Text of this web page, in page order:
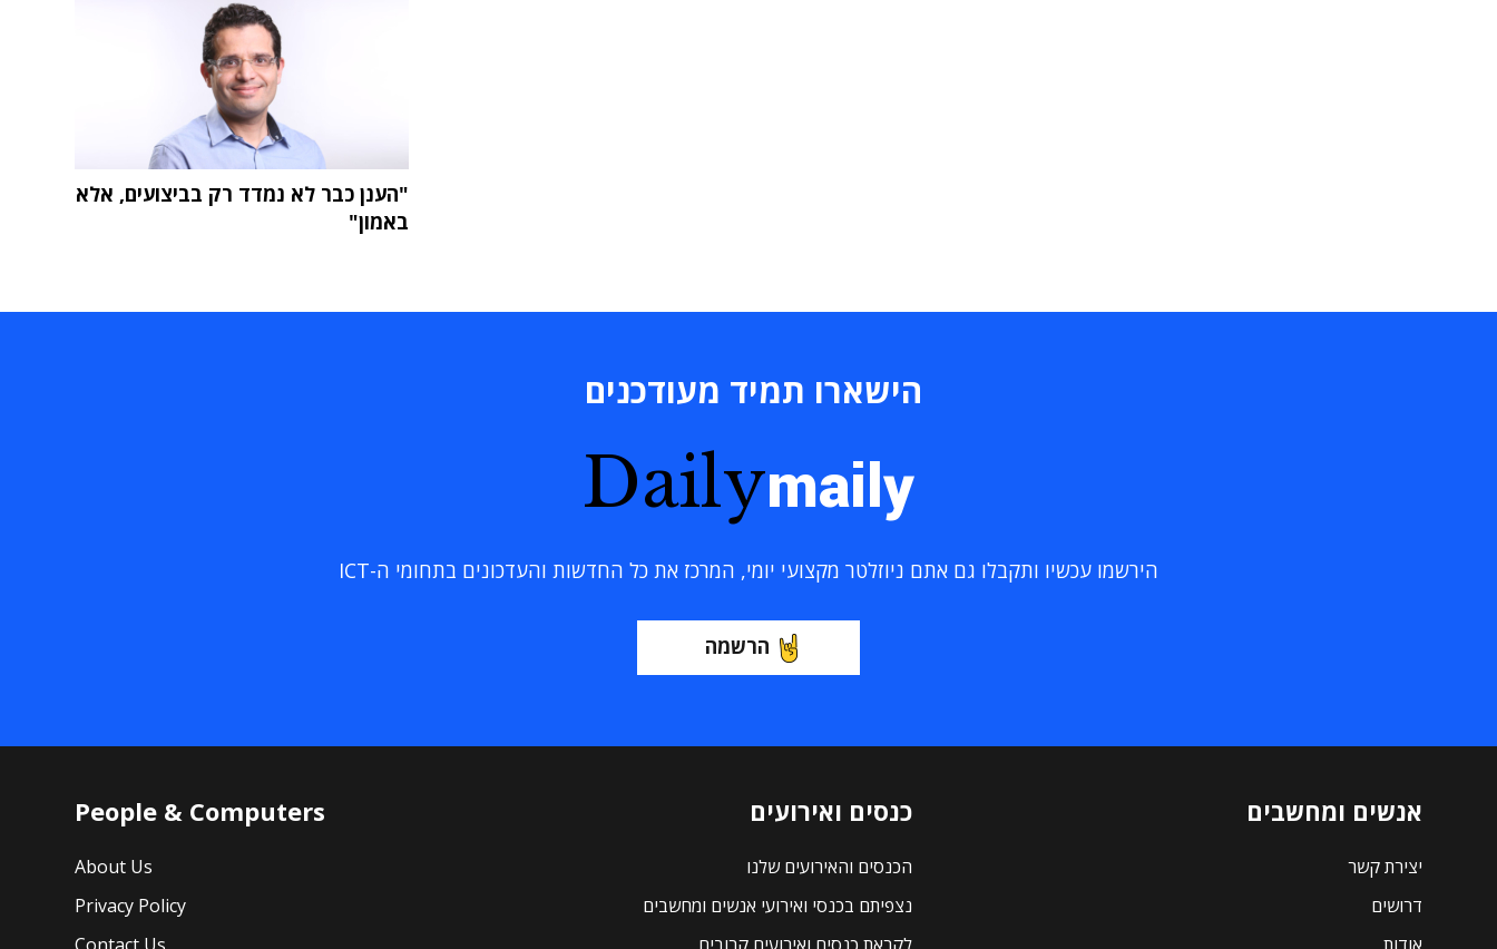
"הענן כבר לא נמדד רק בביצועים, אלא
באמון"
הישארו תמיד מעודכנים
Dailymaily
הירשמו עכשיו ותקבלו גם אתם ניוזלטר מקצועי יומי, המרכז את כל החדשות והעדכונים בתחומי ה-ICT
הרשמה
אנשים ומחשבים
יצירת קשר
דרושים
כנסים ואירועים
הכנסים והאירועים שלנו
נצפיתם בכנסי ואירועי אנשים ומחשבים
People & Computers
About Us
Privacy Policy